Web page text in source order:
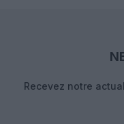
Recevez notre